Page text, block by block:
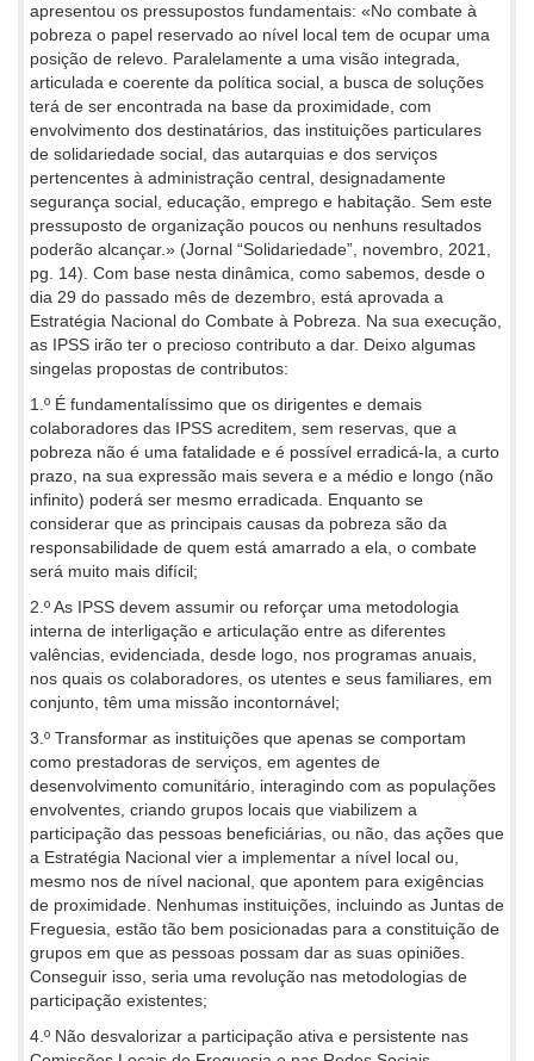
apresentou os pressupostos fundamentais: «No combate à
pobreza o papel reservado ao nível local tem de ocupar uma
posição de relevo. Paralelamente a uma visão integrada,
articulada e coerente da política social, a busca de soluções
terá de ser encontrada na base da proximidade, com
envolvimento dos destinatários, das instituições particulares
de solidariedade social, das autarquias e dos serviços
pertencentes à administração central, designadamente
segurança social, educação, emprego e habitação. Sem este
pressuposto de organização poucos ou nenhuns resultados
poderão alcançar.» (Jornal “Solidariedade”, novembro, 2021,
pg. 14). Com base nesta dinâmica, como sabemos, desde o
dia 29 do passado mês de dezembro, está aprovada a
Estratégia Nacional do Combate à Pobreza. Na sua execução,
as IPSS irão ter o precioso contributo a dar. Deixo algumas
singelas propostas de contributos:
1.º É fundamentalíssimo que os dirigentes e demais
colaboradores das IPSS acreditem, sem reservas, que a
pobreza não é uma fatalidade e é possível erradicá-la, a curto
prazo, na sua expressão mais severa e a médio e longo (não
infinito) poderá ser mesmo erradicada. Enquanto se
considerar que as principais causas da pobreza são da
responsabilidade de quem está amarrado a ela, o combate
será muito mais difícil;
2.º As IPSS devem assumir ou reforçar uma metodologia
interna de interligação e articulação entre as diferentes
valências, evidenciada, desde logo, nos programas anuais,
nos quais os colaboradores, os utentes e seus familiares, em
conjunto, têm uma missão incontornável;
3.º Transformar as instituições que apenas se comportam
como prestadoras de serviços, em agentes de
desenvolvimento comunitário, interagindo com as populações
envolventes, criando grupos locais que viabilizem a
participação das pessoas beneficiárias, ou não, das ações que
a Estratégia Nacional vier a implementar a nível local ou,
mesmo nos de nível nacional, que apontem para exigências
de proximidade. Nenhumas instituições, incluindo as Juntas de
Freguesia, estão tão bem posicionadas para a constituição de
grupos em que as pessoas possam dar as suas opiniões.
Conseguir isso, seria uma revolução nas metodologias de
participação existentes;
4.º Não desvalorizar a participação ativa e persistente nas